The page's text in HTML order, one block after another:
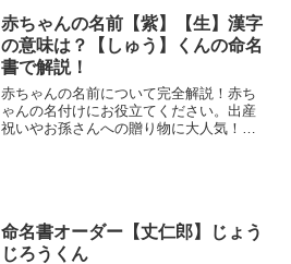
赤ちゃんの名前【紫】【生】漢字
の意味は？【しゅう】くんの命名
書で解説！
赤ちゃんの名前について完全解説！赤ち
ゃんの名付けにお役立てください。出産
祝いやお孫さんへの贈り物に大人気！！
命名書オーダー【丈仁郎】じょう
じろうくん